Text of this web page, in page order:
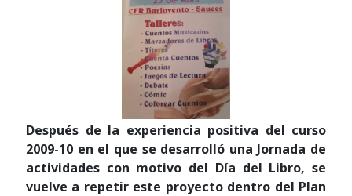
Después de la experiencia positiva del curso
2009-10 en el que se desarrolló una Jornada de
actividades con motivo del Día del Libro, se
vuelve a repetir este proyecto dentro del Plan